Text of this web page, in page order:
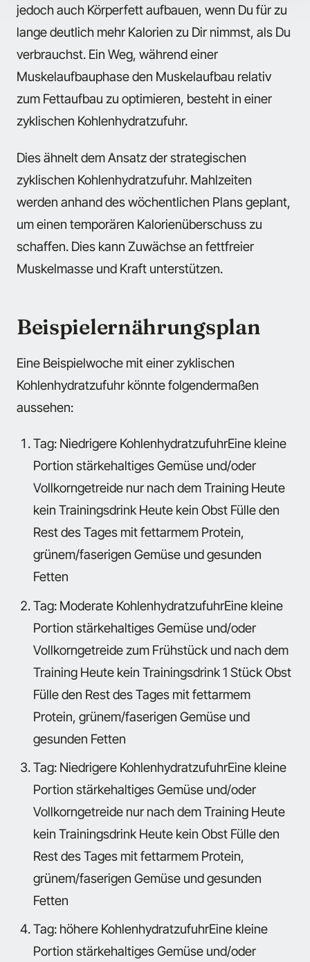
jedoch auch Körperfett aufbauen, wenn Du für zu
lange deutlich mehr Kalorien zu Dir nimmst, als Du
verbrauchst. Ein Weg, während einer
Muskelaufbauphase den Muskelaufbau relativ
zum Fettaufbau zu optimieren, besteht in einer
zyklischen Kohlenhydratzufuhr.
Dies ähnelt dem Ansatz der strategischen
zyklischen Kohlenhydratzufuhr. Mahlzeiten
werden anhand des wöchentlichen Plans geplant,
um einen temporären Kalorienüberschuss zu
schaffen. Dies kann Zuwächse an fettfreier
Muskelmasse und Kraft unterstützen.
Beispielernährungsplan
Eine Beispielwoche mit einer zyklischen
Kohlenhydratzufuhr könnte folgendermaßen
aussehen:
Tag: Niedrigere KohlenhydratzufuhrEine kleine
Portion stärkehaltiges Gemüse und/oder
Vollkorngetreide nur nach dem Training Heute
kein Trainingsdrink Heute kein Obst Fülle den
Rest des Tages mit fettarmem Protein,
grünem/faserigen Gemüse und gesunden
Fetten
Tag: Moderate KohlenhydratzufuhrEine kleine
Portion stärkehaltiges Gemüse und/oder
Vollkorngetreide zum Frühstück und nach dem
Training Heute kein Trainingsdrink 1 Stück Obst
Fülle den Rest des Tages mit fettarmem
Protein, grünem/faserigen Gemüse und
gesunden Fetten
Tag: Niedrigere KohlenhydratzufuhrEine kleine
Portion stärkehaltiges Gemüse und/oder
Vollkorngetreide nur nach dem Training Heute
kein Trainingsdrink Heute kein Obst Fülle den
Rest des Tages mit fettarmem Protein,
grünem/faserigen Gemüse und gesunden
Fetten
Tag: höhere KohlenhydratzufuhrEine kleine
Portion stärkehaltiges Gemüse und/oder